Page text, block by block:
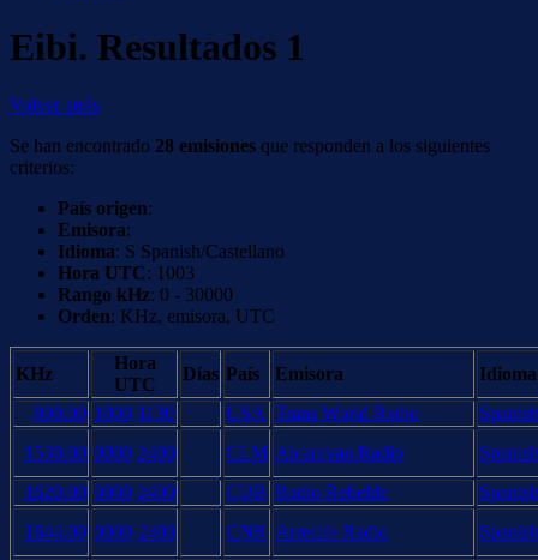
Eibi. Resultados 1
Volver atrás
Se han encontrado 28 emisiones que responden a los siguientes
criterios:
País origen:
Emisora:
Idioma: S Spanish/Castellano
Hora UTC: 1003
Rango kHz: 0 - 30000
Orden: KHz, emisora, UTC
KHz
Hora
UTC
Días País Emisora
Idioma
800.00 1000 1130 USA Trans World Radio
1530.00 0000 2400 CLM Alcaravan Radio
1620.00 0000 2400 CUB Radio Rebelde
1644.00 0000 2400 CNR Arrecife Radio